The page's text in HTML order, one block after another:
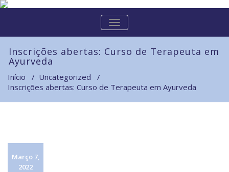
Skip
ALTERNAR
A
NAVEGAÇÃO
Inscrições abertas: Curso de Terapeuta em
Ayurveda
Início / Uncategorized /
Inscrições abertas: Curso de Terapeuta em Ayurveda
Março 7,
2022